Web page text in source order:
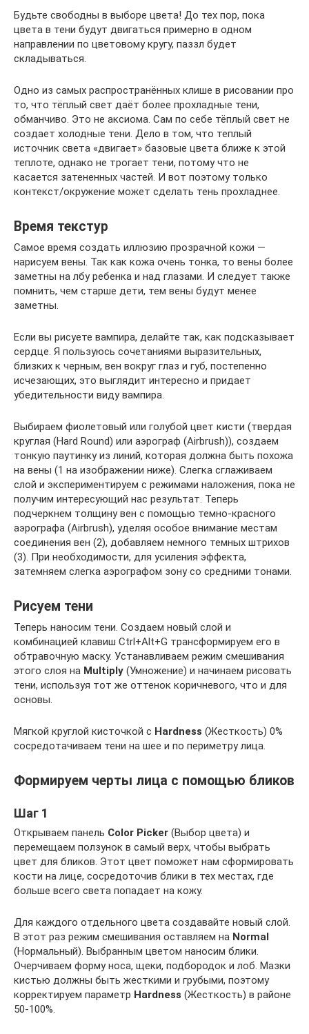
Будьте свободны в выборе цвета! До тех пор, пока
цвета в тени будут двигаться примерно в одном
направлении по цветовому кругу, паззл будет
складываться.
Одно из самых распространённых клише в рисовании про
то, что тёплый свет даёт более прохладные тени,
обманчиво. Это не аксиома. Сам по себе тёплый свет не
создает холодные тени. Дело в том, что теплый
источник света «‎двигает» базовые цвета ближе к этой
теплоте, однако не трогает тени, потому что не
касается затененных частей. И вот поэтому только
контекст/окружение может сделать тень прохладнее.
Время текстур
Самое время создать иллюзию прозрачной кожи —
нарисуем вены. Так как кожа очень тонка, то вены более
заметны на лбу ребенка и над глазами. И следует также
помнить, чем старше дети, тем вены будут менее
заметны.
Если вы рисуете вампира, делайте так, как подсказывает
сердце. Я пользуюсь сочетаниями выразительных,
близких к черным, вен вокруг глаз и губ, постепенно
исчезающих, это выглядит интересно и придает
убедительности виду вампира.
Выбираем фиолетовый или голубой цвет кисти (твердая
круглая (Hard Round) или аэрограф (Airbrush)), создаем
тонкую паутинку из линий, которая должна быть похожа
на вены (1 на изображении ниже). Слегка сглаживаем
слой и экспериментируем с режимами наложения, пока не
получим интересующий нас результат. Теперь
подчеркнем толщину вен с помощью темно-красного
аэрографа (Airbrush), уделяя особое внимание местам
соединения вен (2), добавляем немного темных штрихов
(3). При необходимости, для усиления эффекта,
затемняем слегка аэрографом зону со средними тонами.
Рисуем тени
Теперь наносим тени. Создаем новый слой и
комбинацией клавиш Ctrl+Alt+G трансформируем его в
обтравочную маску. Устанавливаем режим смешивания
этого слоя на Multiply (Умножение) и начинаем рисовать
тени, используя тот же оттенок коричневого, что и для
основы.
Мягкой круглой кисточкой с Hardness (Жесткость) 0%
сосредотачиваем тени на шее и по периметру лица.
Формируем черты лица с помощью бликов
Шаг 1
Открываем панель Color Picker (Выбор цвета) и
перемещаем ползунок в самый верх, чтобы выбрать
цвет для бликов. Этот цвет поможет нам сформировать
кости на лице, сосредоточив блики в тех местах, где
больше всего света попадает на кожу.
Для каждого отдельного цвета создавайте новый слой.
В этот раз режим смешивания оставляем на Normal
(Нормальный). Выбранным цветом наносим блики.
Очерчиваем форму носа, щеки, подбородок и лоб. Мазки
кистью должны быть жесткими и грубыми, поэтому
корректируем параметр Hardness (Жесткость) в районе
50-100%.